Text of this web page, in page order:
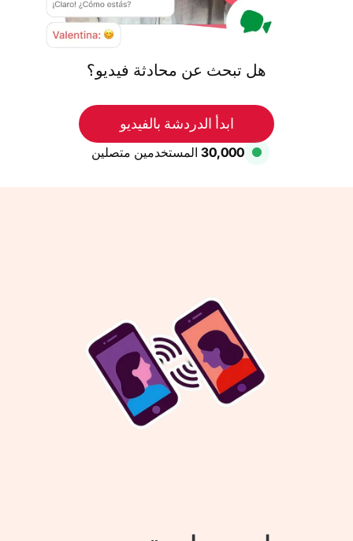
هل تبحث عن محادثة فيديو؟
ابدأ الدردشة بالفيديو
30,000 المستخدمين متصلين